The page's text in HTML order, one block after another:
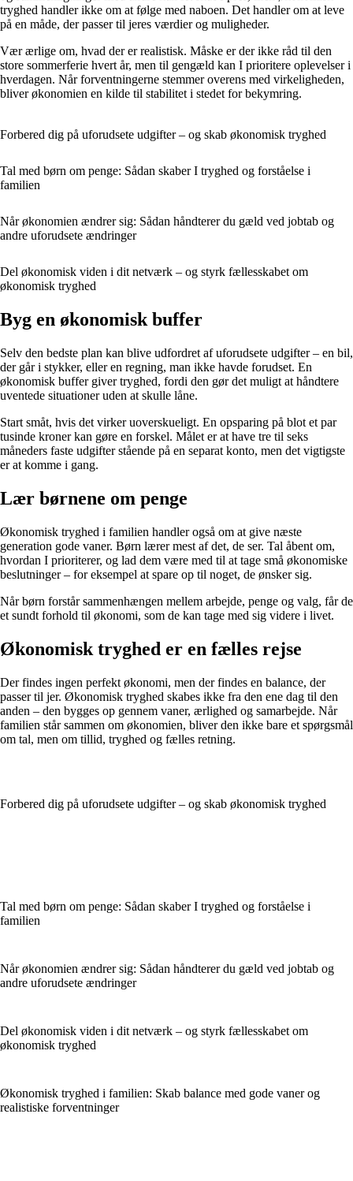
tryghed handler ikke om at følge med naboen. Det handler om at leve
på en måde, der passer til jeres værdier og muligheder.
Vær ærlige om, hvad der er realistisk. Måske er der ikke råd til den
store sommerferie hvert år, men til gengæld kan I prioritere oplevelser i
hverdagen. Når forventningerne stemmer overens med virkeligheden,
bliver økonomien en kilde til stabilitet i stedet for bekymring.
Forbered dig på uforudsete udgifter – og skab økonomisk tryghed
Tal med børn om penge: Sådan skaber I tryghed og forståelse i
familien
Når økonomien ændrer sig: Sådan håndterer du gæld ved jobtab og
andre uforudsete ændringer
Del økonomisk viden i dit netværk – og styrk fællesskabet om
økonomisk tryghed
Byg en økonomisk buffer
Selv den bedste plan kan blive udfordret af uforudsete udgifter – en bil,
der går i stykker, eller en regning, man ikke havde forudset. En
økonomisk buffer giver tryghed, fordi den gør det muligt at håndtere
uventede situationer uden at skulle låne.
Start småt, hvis det virker uoverskueligt. En opsparing på blot et par
tusinde kroner kan gøre en forskel. Målet er at have tre til seks
måneders faste udgifter stående på en separat konto, men det vigtigste
er at komme i gang.
Lær børnene om penge
Økonomisk tryghed i familien handler også om at give næste
generation gode vaner. Børn lærer mest af det, de ser. Tal åbent om,
hvordan I prioriterer, og lad dem være med til at tage små økonomiske
beslutninger – for eksempel at spare op til noget, de ønsker sig.
Når børn forstår sammenhængen mellem arbejde, penge og valg, får de
et sundt forhold til økonomi, som de kan tage med sig videre i livet.
Økonomisk tryghed er en fælles rejse
Der findes ingen perfekt økonomi, men der findes en balance, der
passer til jer. Økonomisk tryghed skabes ikke fra den ene dag til den
anden – den bygges op gennem vaner, ærlighed og samarbejde. Når
familien står sammen om økonomien, bliver den ikke bare et spørgsmål
om tal, men om tillid, tryghed og fælles retning.
Forbered dig på uforudsete udgifter – og skab økonomisk tryghed
Tal med børn om penge: Sådan skaber I tryghed og forståelse i
familien
Når økonomien ændrer sig: Sådan håndterer du gæld ved jobtab og
andre uforudsete ændringer
Del økonomisk viden i dit netværk – og styrk fællesskabet om
økonomisk tryghed
Økonomisk tryghed i familien: Skab balance med gode vaner og
realistiske forventninger